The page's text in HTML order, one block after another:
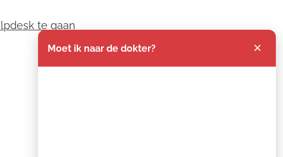
te gaan
Moet ik naar de dokter? ×